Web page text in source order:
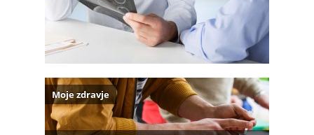
Moje zdravje